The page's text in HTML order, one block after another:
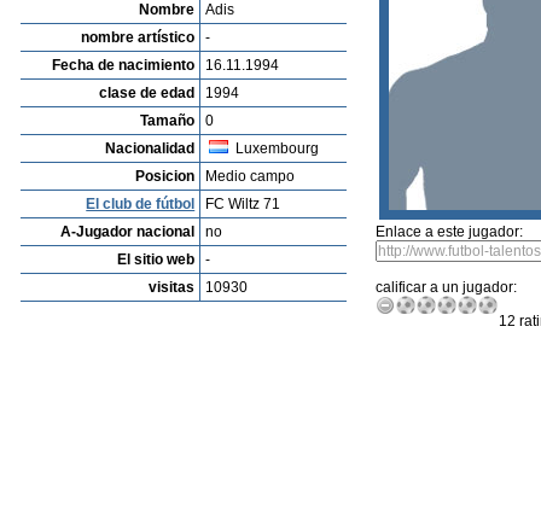
Nombre
Adis
nombre artístico
-
Fecha de nacimiento
16.11.1994
clase de edad
1994
Tamaño
0
Nacionalidad
Luxembourg
Posicion
Medio campo
El club de fútbol
FC Wiltz 71
A-Jugador nacional
no
El sitio web
-
visitas
10930
Enlace a este jugador:
calificar a un jugador:
12